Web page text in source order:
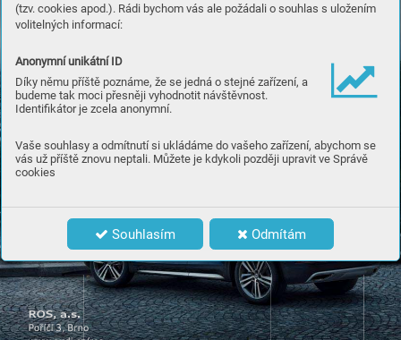
(tzv. cookies apod.). Rádi bychom vás ale požádali o souhlas s uložením
volitelných informací:
Anonymní unikátní ID
Díky němu příště poznáme, že se jedná o stejné zařízení, a
budeme tak moci přesněji vyhodnotit návštěvnost.
Identifikátor je zcela anonymní.
Vaše souhlasy a odmítnutí si ukládáme do vašeho zařízení, abychom se
vás už příště znovu neptali. Můžete je kdykoli později upravit ve Správě
cookies
Souhlasím Odmítám